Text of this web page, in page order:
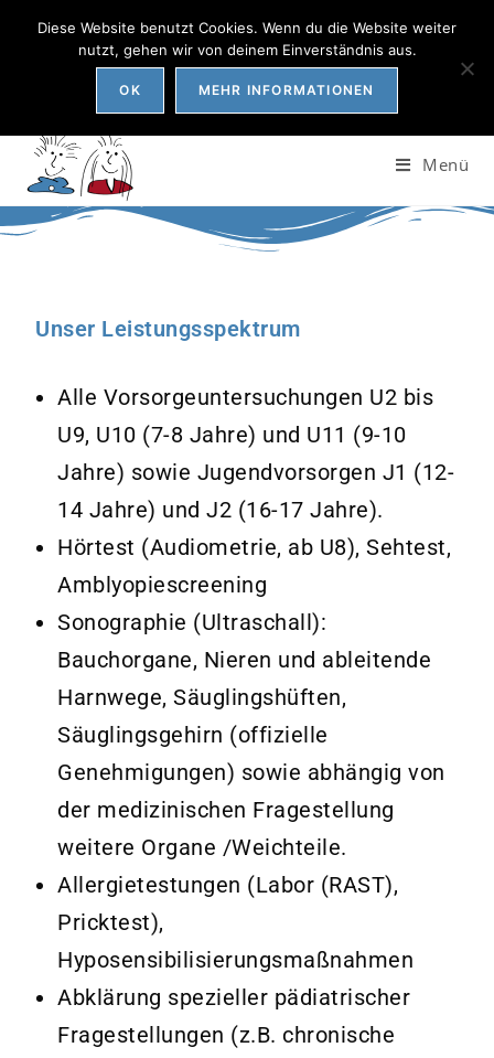
Praxis Wiest - Dr. med. Stephanie Wiest. Fachärztin für Kinder-
und Jugendmedizin. Esmarchstr. 23, 24105 Kiel
Menü
Unser Leistungsspektrum
Alle Vorsorgeuntersuchungen U2 bis
U9, U10 (7-8 Jahre) und U11 (9-10
Jahre) sowie Jugendvorsorgen J1 (12-
14 Jahre) und J2 (16-17 Jahre).
Hörtest (Audiometrie, ab U8), Sehtest,
Amblyopiescreening
Sonographie (Ultraschall):
Bauchorgane, Nieren und ableitende
Harnwege, Säuglingshüften,
Säuglingsgehirn (offizielle
Genehmigungen) sowie abhängig von
der medizinischen Fragestellung
weitere Organe /Weichteile.
Allergietestungen (Labor (RAST),
Pricktest),
Hyposensibilisierungsmaßnahmen
Abklärung spezieller pädiatrischer
Fragestellungen (z.B. chronische
Diese Website benutzt Cookies. Wenn du die Website weiter
nutzt, gehen wir von deinem Einverständnis aus.
OK MEHR INFORMATIONEN